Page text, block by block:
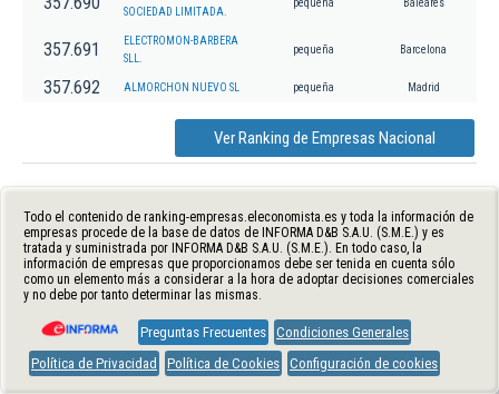
SOCIEDAD LIMITADA.
pequeña Baleares
357.691
ELECTROMON-BARBERA
SLL.
pequeña Barcelona
357.692 ALMORCHON NUEVO SL pequeña Madrid
Ver Ranking de Empresas Nacional
Todo el contenido de ranking-empresas.eleconomista.es y toda la información de
empresas procede de la base de datos de INFORMA D&B S.A.U. (S.M.E.) y es
tratada y suministrada por INFORMA D&B S.A.U. (S.M.E.). En todo caso, la
información de empresas que proporcionamos debe ser tenida en cuenta sólo
como un elemento más a considerar a la hora de adoptar decisiones comerciales
y no debe por tanto determinar las mismas.
Preguntas Frecuentes Condiciones Generales
Política de Privacidad
Política de Cookies Configuración de cookies